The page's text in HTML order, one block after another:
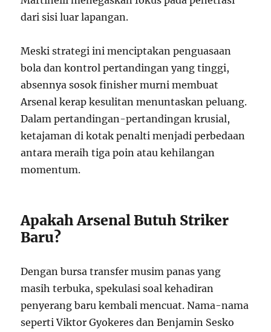
dari sisi luar lapangan.
Meski strategi ini menciptakan penguasaan
bola dan kontrol pertandingan yang tinggi,
absennya sosok finisher murni membuat
Arsenal kerap kesulitan menuntaskan peluang.
Dalam pertandingan-pertandingan krusial,
ketajaman di kotak penalti menjadi perbedaan
antara meraih tiga poin atau kehilangan
momentum.
Apakah Arsenal Butuh Striker
Baru?
Dengan bursa transfer musim panas yang
masih terbuka, spekulasi soal kehadiran
penyerang baru kembali mencuat. Nama-nama
seperti Viktor Gyokeres dan Benjamin Sesko